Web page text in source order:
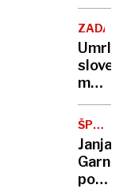
uri
bo
lunin
mrk:
točno
ZADAR
Umrl
ki
mu
je
opit
voznik
odvzel
ZVEZDA
Janja
po